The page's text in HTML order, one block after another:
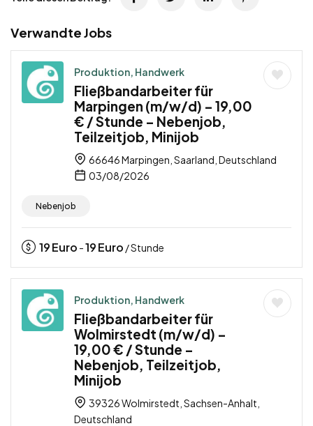
Verwandte Jobs
Produktion, Handwerk
Fließbandarbeiter für
Marpingen (m/w/d) – 19,00
€ / Stunde – Nebenjob,
Teilzeitjob, Minijob
66646 Marpingen, Saarland, Deutschland
03/08/2026
Nebenjob
19Euro -19Euro / Stunde
Produktion, Handwerk
Fließbandarbeiter für
Wolmirstedt (m/w/d) –
19,00 € / Stunde –
Nebenjob, Teilzeitjob,
Minijob
39326 Wolmirstedt, Sachsen-Anhalt,
Deutschland